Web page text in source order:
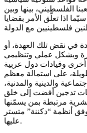
الفلسطيني، بينها وبين
اذا تعلّق الأمر بقضايا
في نقض تلك العهدة، أو
وبشكل عملي وتنظيمي
وقيادات دول عربية
على استمالة معظم
والدينية والمدنية،
تدجين أفضت إلى خلق
مرتبطة بمن يسمّنها
وفق أنظمة “دكننة” متستر
عليها.